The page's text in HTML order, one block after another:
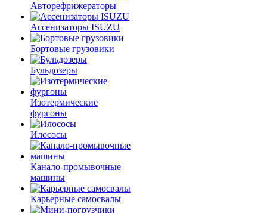
Авторефрижераторы
Ассенизаторы ISUZU
Бортовые грузовики
Бульдозеры
Изотермические
фургоны
Илососы
Канало-промывочные
машины
Карьерные самосвалы